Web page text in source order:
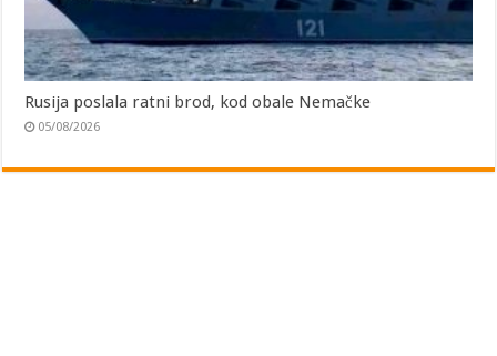
Rusija poslala ratni brod, kod obale Nemačke
05/08/2026